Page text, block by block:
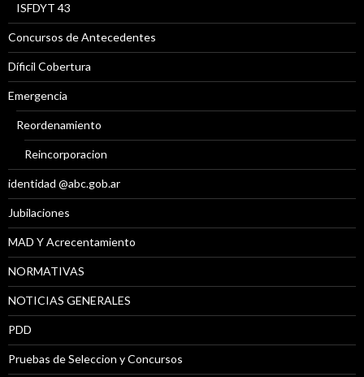
ISFDYT 43
Concursos de Antecedentes
Díficil Cobertura
Emergencia
Reordenamiento
Reincorporacion
identidad @abc.gob.ar
Jubilaciones
MAD Y Acrecentamiento
NORMATIVAS
NOTICIAS GENERALES
PDD
Pruebas de Seleccion y Concursos